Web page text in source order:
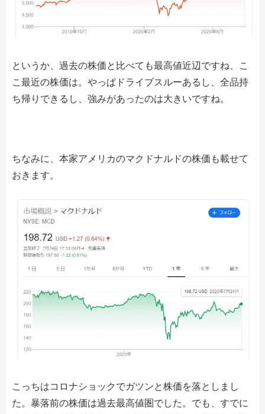
というか、過去の株価と比べても最高値近辺ですね、こ
こ最近の株価は。やっぱドライブスルーあるし、全品持
ち帰りできるし、強みがあったのは大きいですね。
ちなみに、本家アメリカのマクドナルドの株価も載せて
おきます。
こっちはコロナショックでガツンと株価を落としまし
た。暴落前の株価は過去最高値圏でした。でも、すでに